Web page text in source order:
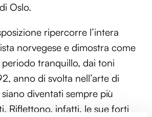
Oslo.
ripercorre l’intera
norvegese e dimostra come
tranquillo, dai toni
anno di svolta nell’arte di
diventati sempre più
Riflettono, infatti, le sue forti